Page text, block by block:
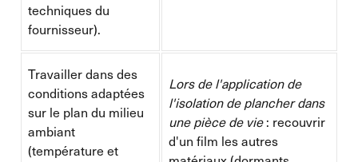
techniques du
fournisseur).
Travailler dans des
conditions adaptées
sur le plan du milieu
ambiant
(température et
Lors de l'application de
l'isolation de plancher dans
une pièce de vie: recouvrir
d'un film les autres